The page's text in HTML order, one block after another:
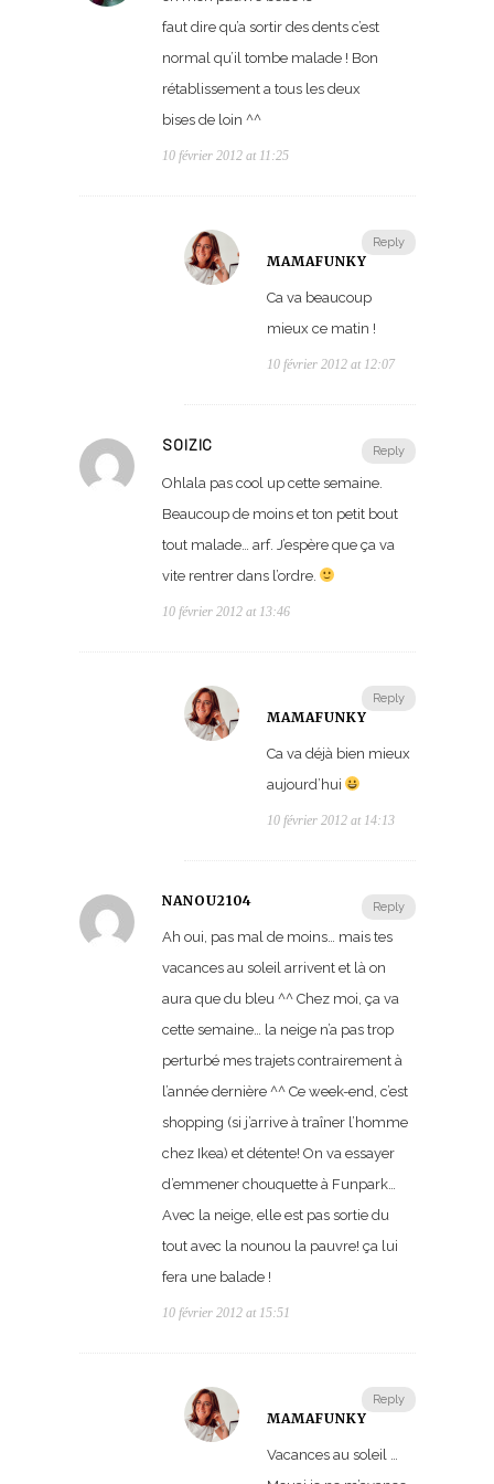
faut dire qu’a sortir des dents c’est
normal qu’il tombe malade ! Bon
rétablissement a tous les deux
bises de loin ^^
10 février 2012 at 11:25
Reply
MAMAFUNKY
Ca va beaucoup
mieux ce matin !
10 février 2012 at 12:07
Reply
SOIZIC
Ohlala pas cool up cette semaine.
Beaucoup de moins et ton petit bout
tout malade… arf. J’espère que ça va
vite rentrer dans l’ordre.
10 février 2012 at 13:46
Reply
MAMAFUNKY
Ca va déjà bien mieux
aujourd’hui
10 février 2012 at 14:13
Reply
NANOU2104
Ah oui, pas mal de moins… mais tes
vacances au soleil arrivent et là on
aura que du bleu ^^ Chez moi, ça va
cette semaine… la neige n’a pas trop
perturbé mes trajets contrairement à
l’année dernière ^^ Ce week-end, c’est
shopping (si j’arrive à traîner l’homme
chez Ikea) et détente! On va essayer
d’emmener chouquette à Funpark…
Avec la neige, elle est pas sortie du
tout avec la nounou la pauvre! ça lui
fera une balade !
10 février 2012 at 15:51
Reply
MAMAFUNKY
Vacances au soleil …